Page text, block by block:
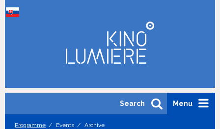
Menu
Search
Programme Events Archive